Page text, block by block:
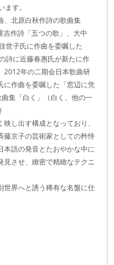
す。
、北原白秋作詩の歌曲集
吉作詩「五つの歌」、大中
世子氏に作曲を委嘱した
詩に近藤春惠氏が新たに作
2012年の二期会日本歌曲研
に作曲を委嘱した「窓辺に凭
集「白く」（白く、他の一
し出す構成となっており、
藤京子の芸術家としての矜恃
本語の発音とたおやかな中に
見させ、緻密で精緻なテクニ
世界へと誘う稀有な名盤に仕